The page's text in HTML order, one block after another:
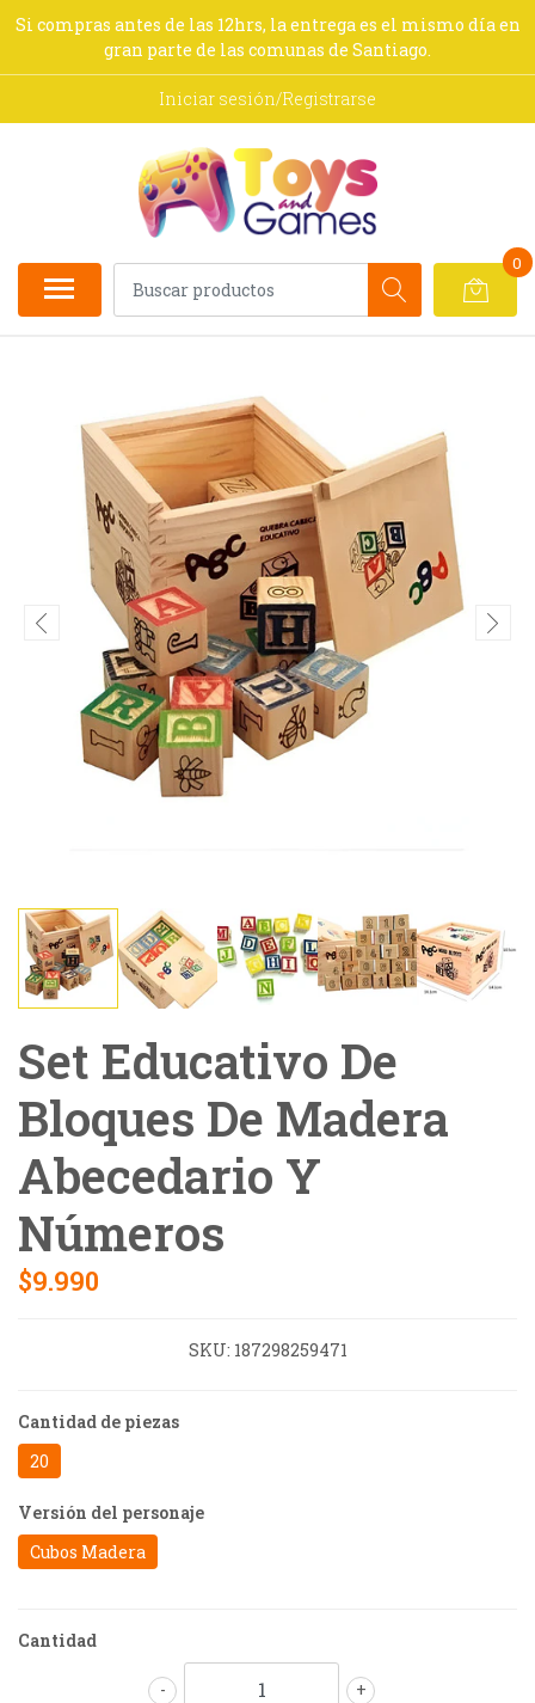
Si compras antes de las 12hrs, la entrega es el mismo día en
gran parte de las comunas de Santiago.
Iniciar sesión/Registrarse
0
Set Educativo De
Bloques De Madera
Abecedario Y
Números
$9.990
SKU: 187298259471
Cantidad de piezas
20
Versión del personaje
Cubos Madera
Cantidad
+
-